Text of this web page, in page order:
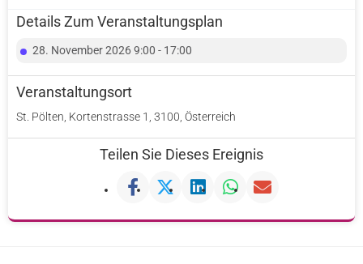
Details Zum Veranstaltungsplan
28. November 2026 9:00 - 17:00
Veranstaltungsort
St. Pölten, Kortenstrasse 1, 3100, Österreich
Teilen Sie Dieses Ereignis